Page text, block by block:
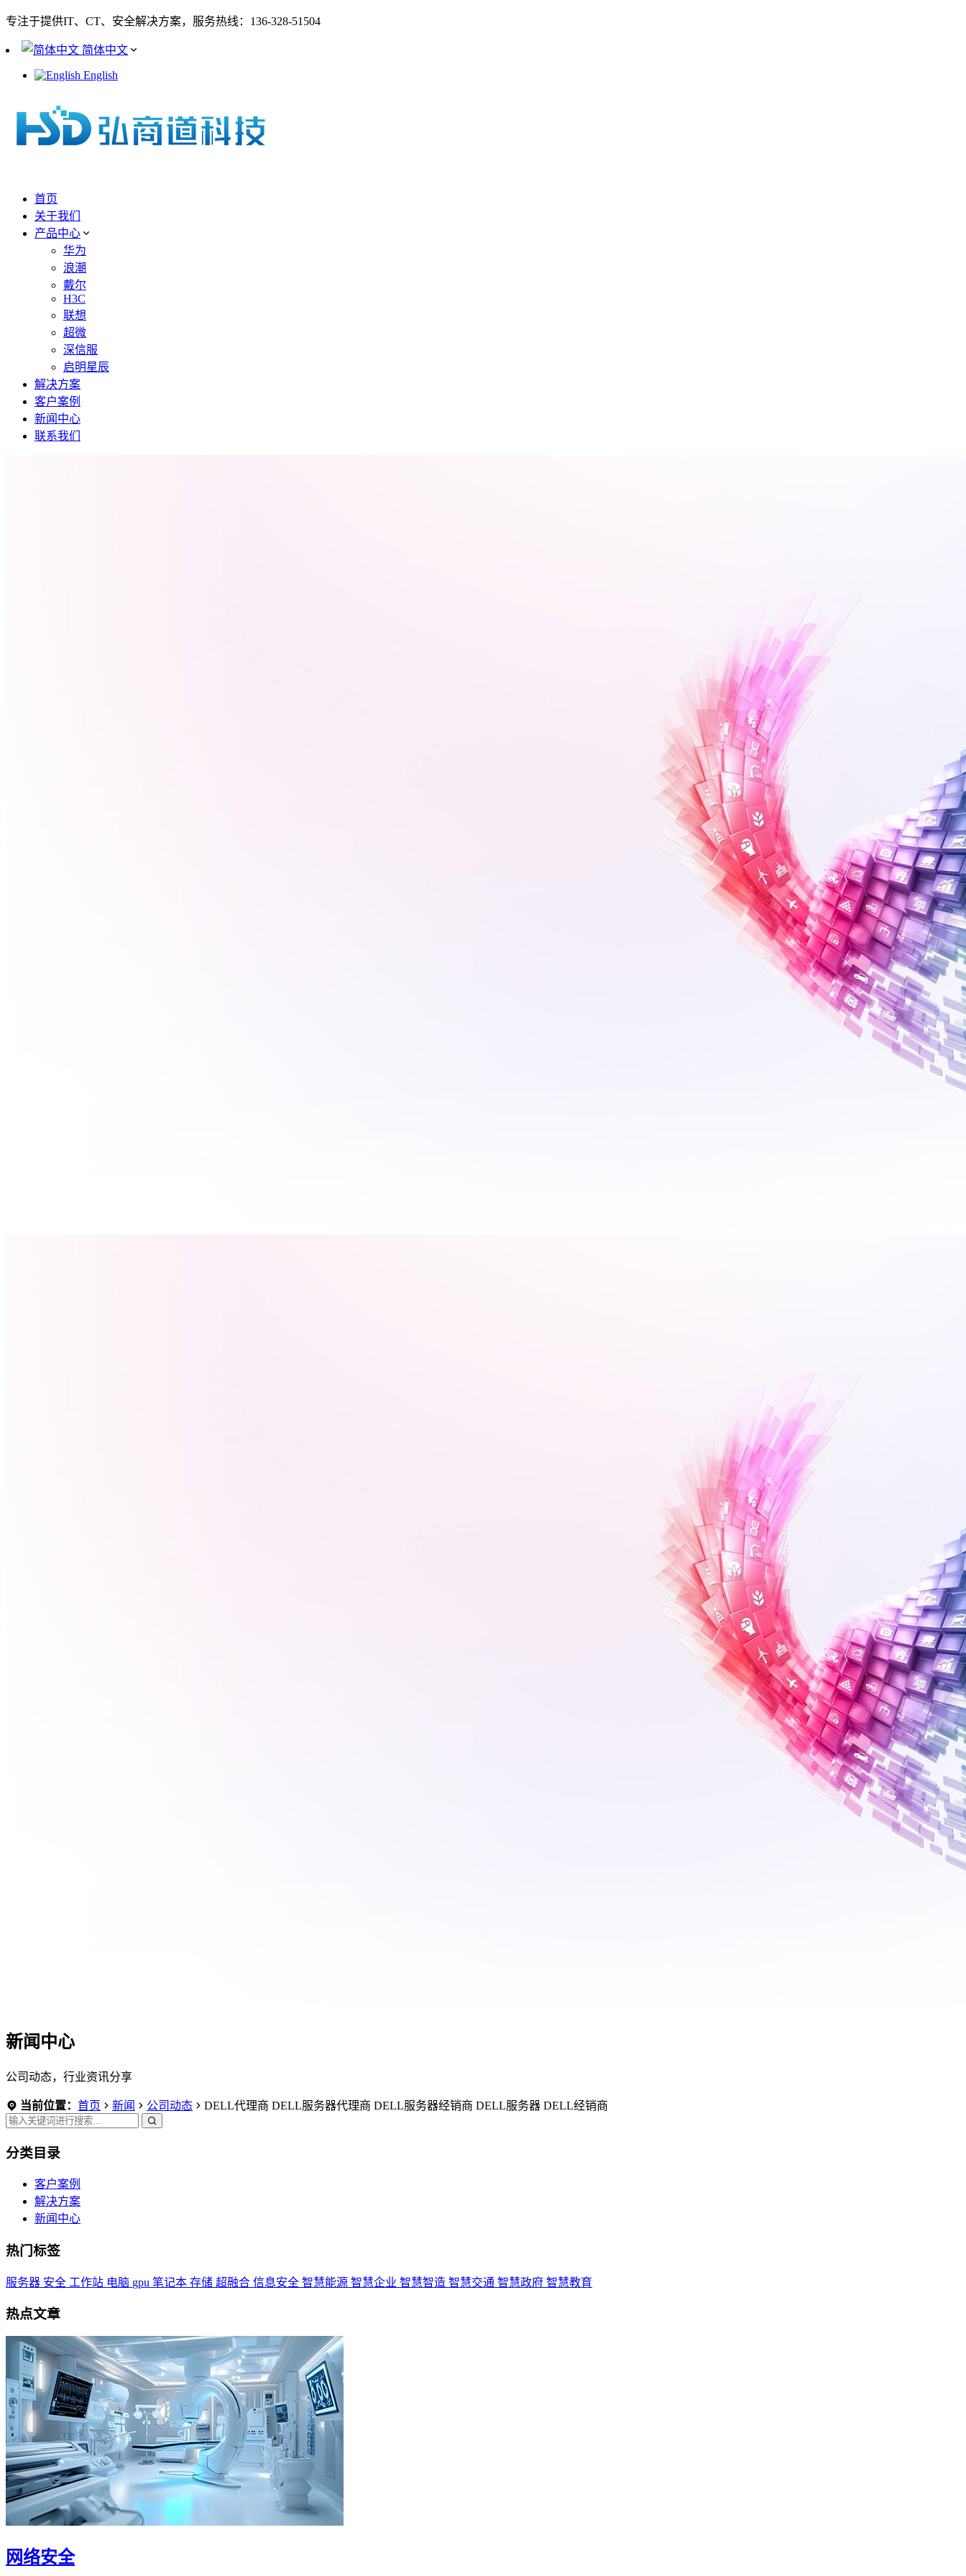
专注于提供IT、CT、安全解决方案，服务热线：136-328-51504
简体中文
English
首页
关于我们
产品中心
华为
浪潮
戴尔
H3C
联想
超微
深信服
启明星辰
解决方案
客户案例
新闻中心
联系我们
新闻中心
公司动态，行业资讯分享
当前位置： 首页 新闻 公司动态 DELL代理商 DELL服务器代理商 DELL服务器经销商 DELL服务器 DELL经销商
分类目录
客户案例
解决方案
新闻中心
热门标签
服务器 安全 工作站 电脑 gpu 笔记本 存储 超融合 信息安全 智慧能源 智慧企业 智慧智造 智慧交通 智慧政府 智慧教育
热点文章
网络安全